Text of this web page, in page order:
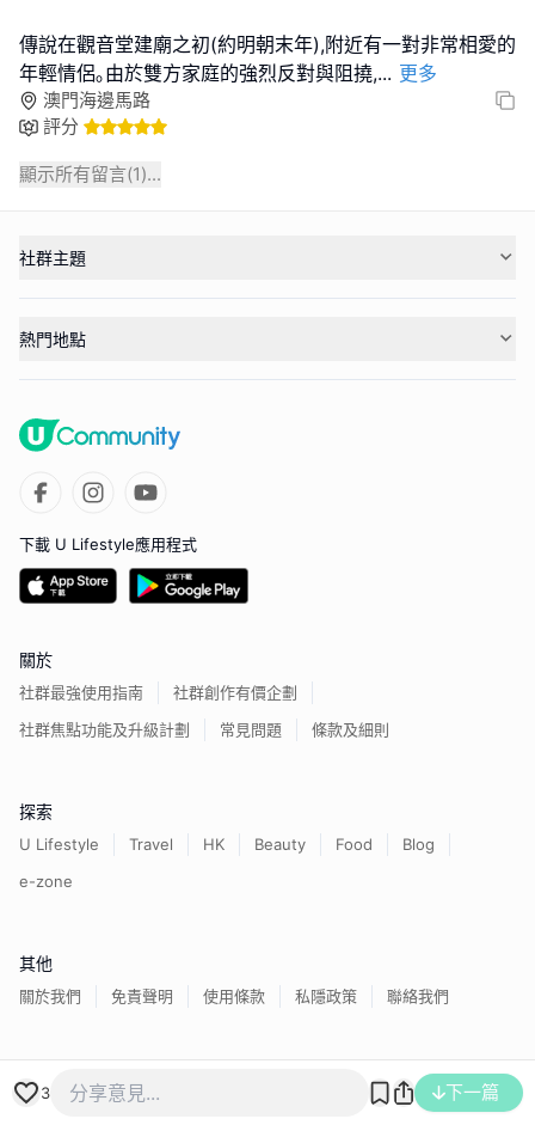
傳說在觀音堂建廟之初(約明朝末年),附近有一對非常相愛的
年輕情侶｡由於雙方家庭的強烈反對與阻撓,... 更多
澳門海邊馬路
評分
顯示所有留言(1)...
3 下一篇
社群主題
熱門地點
下載 U Lifestyle應用程式
關於
社群最強使用指南
社群創作有價企劃
社群焦點功能及升級計劃
常見問題 條款及細則
探索
U Lifestyle Travel HK Beauty Food
Blog
e-zone
其他
關於我們 免責聲明 使用條款 私隱政策 聯絡我們
香港經濟日報版權所有©